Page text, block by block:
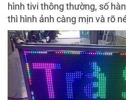
hình tivi thông thường, số
thì hình ảnh càng mịn và rõ